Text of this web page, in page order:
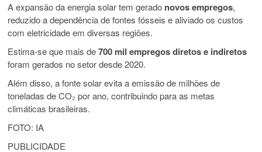
Aexpansãodaenergiasolartemgerado novosempregos,
reduzidoadependênciadefontesfósseisealiviadooscustos
comeletricidadeemdiversas regiões.
Estima-seque maisde700 milempregosdiretose indiretos
foramgerados nosetordesde2020.
Alémdisso,afontesolarevitaaemissãode milhõesde
toneladasdeCO₂porano,contribuindoparaas metas
climáticasbrasileiras.
FOTO: IA
PUBLICIDADE